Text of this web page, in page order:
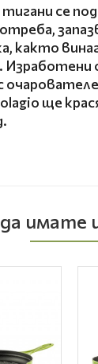
имате
се
както
Изработени
ще